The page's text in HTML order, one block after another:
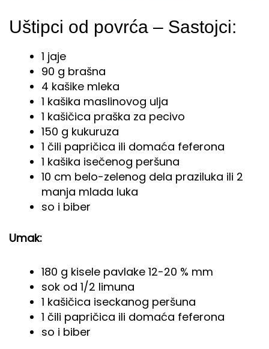
Uštipci od povrća – Sastojci:
1 jaje
90 g brašna
4 kašike mleka
1 kašika maslinovog ulja
1 kašičica praška za pecivo
150 g kukuruza
1 čili papričica ili domaća feferona
1 kašika isečenog peršuna
10 cm belo-zelenog dela praziluka ili 2
manja mlada luka
so i biber
Umak:
180 g kisele pavlake 12-20 % mm
sok od 1/2 limuna
1 kašičica iseckanog peršuna
1 čili papričica ili domaća feferona
so i biber